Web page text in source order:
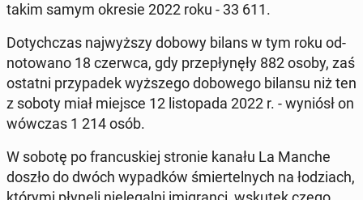
takim samym okresie 2022 roku - 33 611.
Do­tych­czas naj­wyż­szy dobowy bilans w tym roku od­
no­to­wa­no 18 czerwca, gdy prze­pły­nę­ły 882 osoby, zaś
ostatni przy­pa­dek wyż­sze­go do­bo­we­go bilansu niż ten
z soboty miał miejsce 12 li­sto­pa­da 2022 r. - wyniósł on
wówczas 1 214 osób.
W sobotę po fran­cu­skiej stronie kanału La Manche
doszło do dwóch wy­pad­ków śmier­tel­nych na ło­dziach,